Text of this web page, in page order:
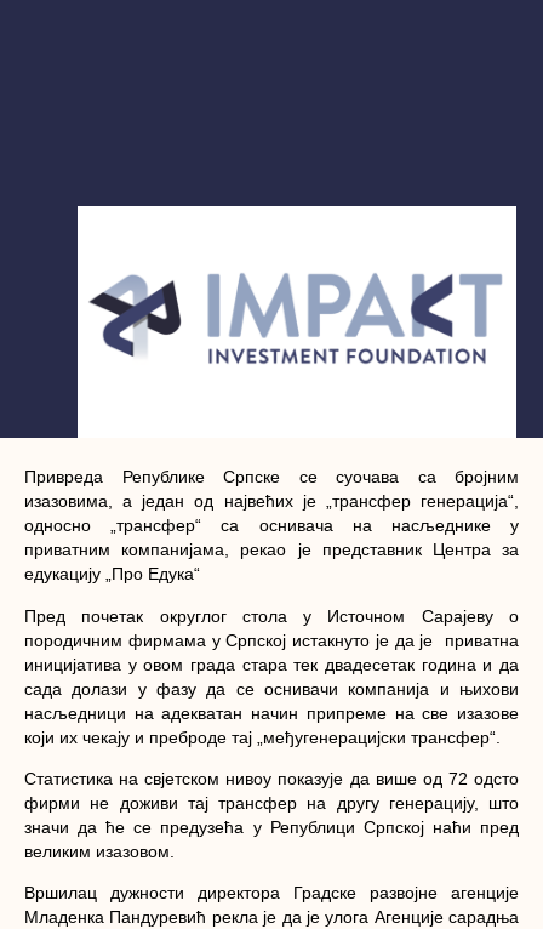
Привреда Републике Српске се суочава са бројним
изазовима, а један од највећих је „трансфер генерација“,
односно „трансфер“ са оснивача на насљеднике у
приватним компанијама, рекао је представник Центра за
едукацију „Про Едука“
Пред почетак округлог стола у Источном Сарајеву о
породичним фирмама у Српској истакнуто је да је приватна
иницијатива у овом града стара тек двадесетак година и да
сада долази у фазу да се оснивачи компанија и њихови
насљедници на адекватан начин припреме на све изазове
који их чекају и преброде тај „међугенерацијски трансфер“.
Статистика на свјетском нивоу показује да више од 72 одсто
фирми не доживи тај трансфер на другу генерацију, што
значи да ће се предузећа у Републици Српској наћи пред
великим изазовом.
Вршилац дужности директора Градске развојне агенције
Младенка Пандуревић рекла је да је улога Агенције сарадња